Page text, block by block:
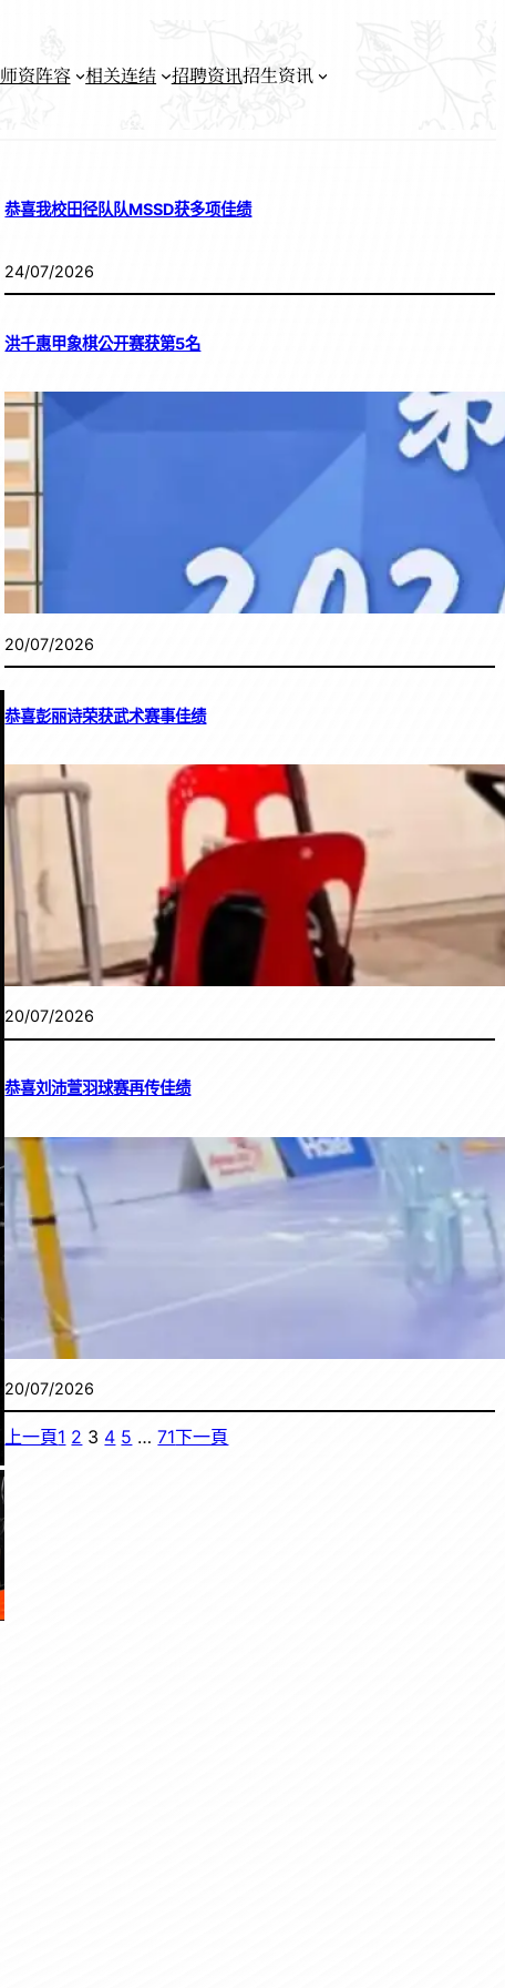
师资阵容 相关连结 招聘资讯招生资讯
恭喜我校田径队队MSSD获多项佳绩
24/07/2026
洪千惠甲象棋公开赛获第5名
20/07/2026
恭喜彭丽诗荣获武术赛事佳绩
20/07/2026
恭喜刘沛萱羽球赛再传佳绩
20/07/2026
上一頁1 2 3 4 5 … 71下一頁